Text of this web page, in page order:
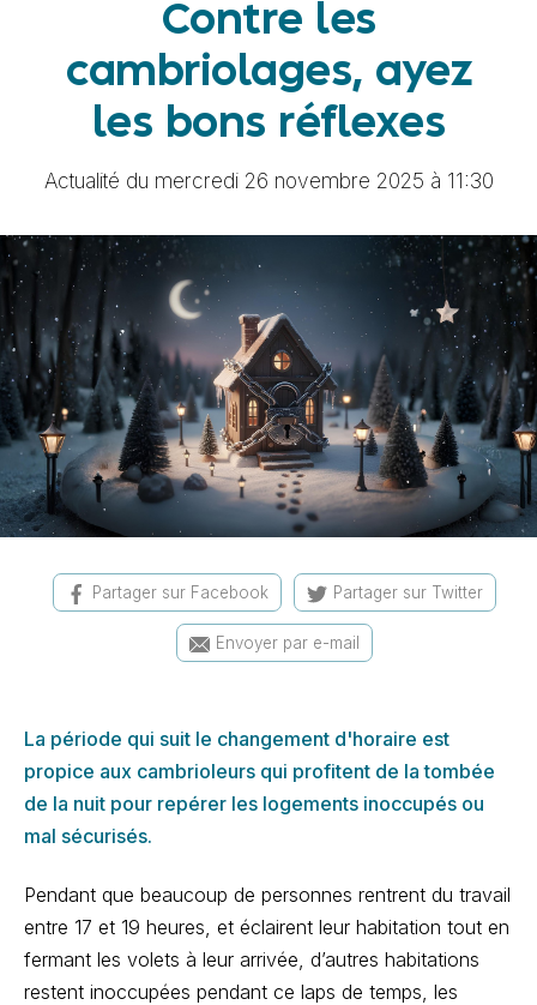
Contre les
cambriolages, ayez
les bons réflexes
Actualité du mercredi 26 novembre 2025 à 11:30
Partager sur Facebook Partager sur Twitter
Envoyer par e-mail
La période qui suit le changement d'horaire est
propice aux cambrioleurs qui profitent de la tombée
de la nuit pour repérer les logements inoccupés ou
mal sécurisés.
Pendant que beaucoup de personnes rentrent du travail
entre 17 et 19 heures, et éclairent leur habitation tout en
fermant les volets à leur arrivée, d’autres habitations
restent inoccupées pendant ce laps de temps, les